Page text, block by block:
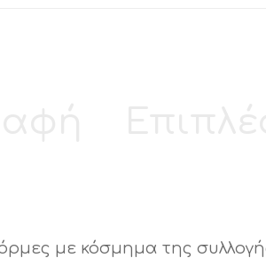
με κόσμημα της